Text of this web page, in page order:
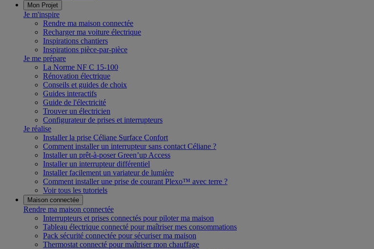
Mon Projet
Je m'inspire
Rendre ma maison connectée
Recharger ma voiture électrique
Inspirations chantiers
Inspirations pièce-par-pièce
Je me prépare
La Norme NF C 15-100
Rénovation électrique
Conseils et guides de choix
Guides interactifs
Guide de l'électricité
Trouver un électricien
Configurateur de prises et interrupteurs
Je réalise
Installer la prise Céliane Surface Confort
Comment installer un interrupteur sans contact Céliane ?
Installer un prêt-à-poser Green’up Access
Installer un interrupteur différentiel
Installer facilement un variateur de lumière
Comment installer une prise de courant Plexo™ avec terre ?
Voir tous les tutoriels
Maison connectée
Rendre ma maison connectée
Interrupteurs et prises connectés pour piloter ma maison
Tableau électrique connecté pour maîtriser mes consommations
Pack sécurité connectée pour sécuriser ma maison
Thermostat connecté pour maîtriser mon chauffage